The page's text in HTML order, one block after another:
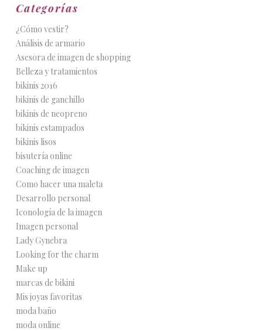
Categorías
¿Cómo vestir?
Análisis de armario
Asesora de imagen de shopping
Belleza y tratamientos
bikinis 2016
bikinis de ganchillo
bikinis de neopreno
bikinis estampados
bikinis lisos
bisutería online
Coaching de imagen
Como hacer una maleta
Desarrollo personal
Iconología de la imagen
Imagen personal
Lady Gynebra
Looking for the charm
Make up
marcas de bikini
Mis joyas favoritas
moda baño
moda online